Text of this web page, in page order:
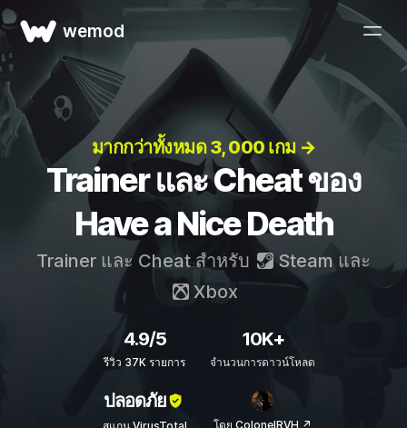
wemod
มากกว่าทั้งหมด 3, 000 เกม →
Trainer และ Cheat ของ
Have a Nice Death
Trainer และ Cheat สำหรับ Steam และ
Xbox
4.9/5
รีวิว 37K รายการ
10K+
จำนวนการดาวน์โหลด
ปลอดภัย
โดย ColonelRVH ↗